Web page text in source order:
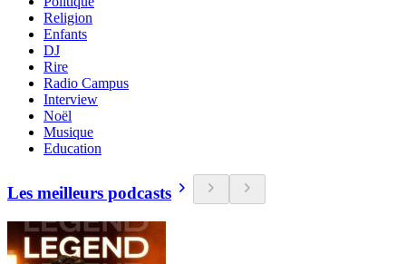
Religion
Enfants
DJ
Rire
Radio Campus
Interview
Noël
Musique
Education
Les meilleurs podcasts